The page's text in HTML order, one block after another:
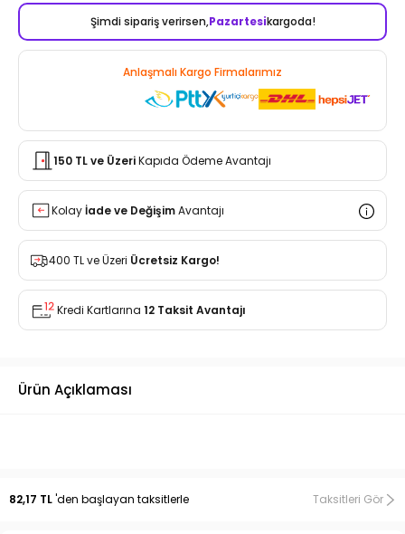
Şimdi sipariş verirsen,Pazartesikargoda!
Anlaşmalı Kargo Firmalarımız
150 TL ve ÜzeriKapıda Ödeme Avantajı
Kolayİade ve DeğişimAvantajı
400 TL ve Üzeri Ücretsiz Kargo!
Kredi Kartlarına 12 Taksit Avantajı
Ürün Açıklaması
82,17 TL'den başlayan taksitlerle Taksitleri Gör